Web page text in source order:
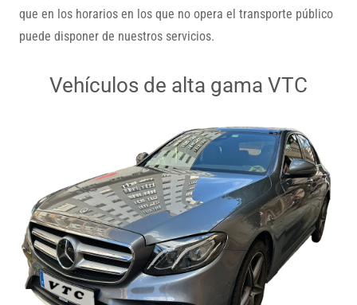
que en los horarios en los que no opera el transporte público
puede disponer de nuestros servicios.
Vehículos de alta gama VTC